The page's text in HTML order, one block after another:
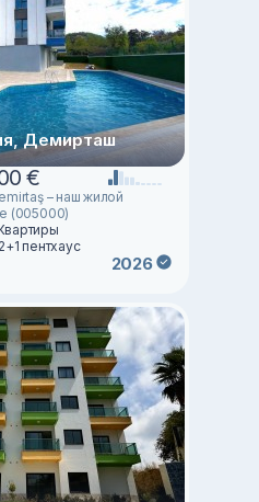
Демирташ
€
– наш жилой
(005000)
пентхаус
2026